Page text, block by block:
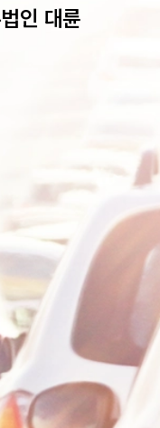
글로
고
주
사례
인 대륜